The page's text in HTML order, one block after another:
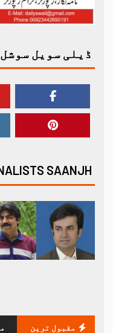
ڈیلی سویل
SAANJH
مقبول ترین